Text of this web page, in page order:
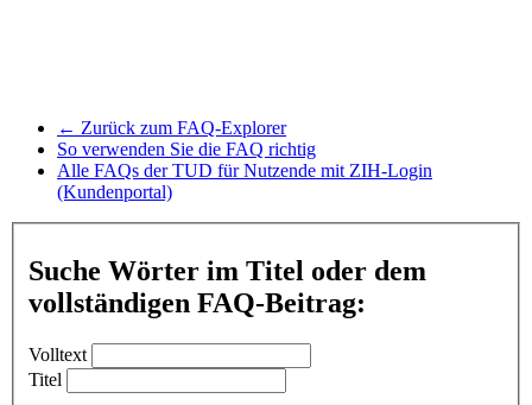
← Zurück zum FAQ-Explorer
So verwenden Sie die FAQ richtig
Alle FAQs der TUD für Nutzende mit ZIH-Login
(Kundenportal)
Suche Wörter im Titel oder dem
vollständigen FAQ-Beitrag:
Volltext
Titel